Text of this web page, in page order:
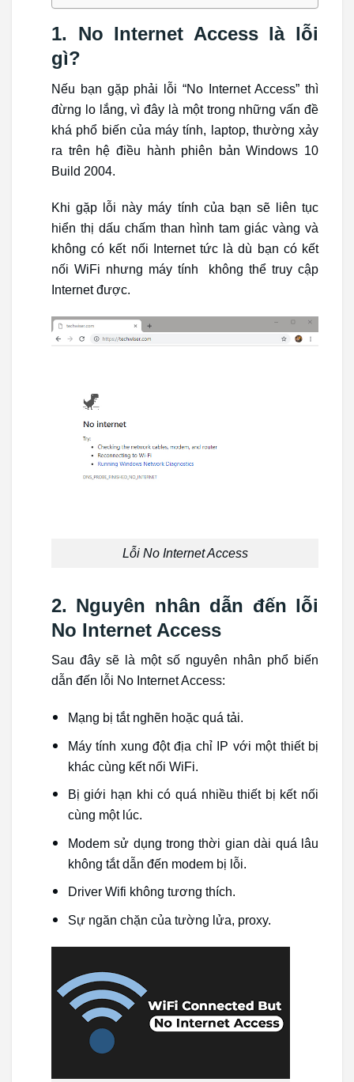
1. No Internet Access là lỗi
gì?
Nếu bạn gặp phải lỗi “No Internet Access” thì
đừng lo lắng, vì đây là một trong những vấn đề
khá phổ biến của máy tính, laptop, thường xảy
ra trên hệ điều hành phiên bản Windows 10
Build 2004.
Khi gặp lỗi này máy tính của bạn sẽ liên tục
hiển thị dấu chấm than hình tam giác vàng và
không có kết nối Internet tức là dù bạn có kết
nối WiFi nhưng máy tính không thể truy cập
Internet được.
Lỗi No Internet Access
2. Nguyên nhân dẫn đến lỗi
No Internet Access
Sau đây sẽ là một số nguyên nhân phổ biến
dẫn đến lỗi No Internet Access:
Mạng bị tắt nghẽn hoặc quá tải.
Máy tính xung đột địa chỉ IP với một thiết bị
khác cùng kết nối WiFi.
Bị giới hạn khi có quá nhiều thiết bị kết nối
cùng một lúc.
Modem sử dụng trong thời gian dài quá lâu
không tắt dẫn đến modem bị lỗi.
Driver Wifi không tương thích.
Sự ngăn chặn của tường lửa, proxy.